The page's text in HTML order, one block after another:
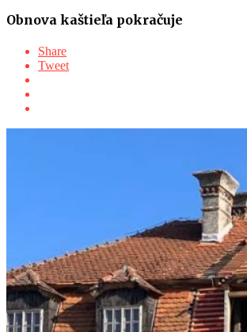
Obnova kaštieľa pokračuje
Share
Tweet